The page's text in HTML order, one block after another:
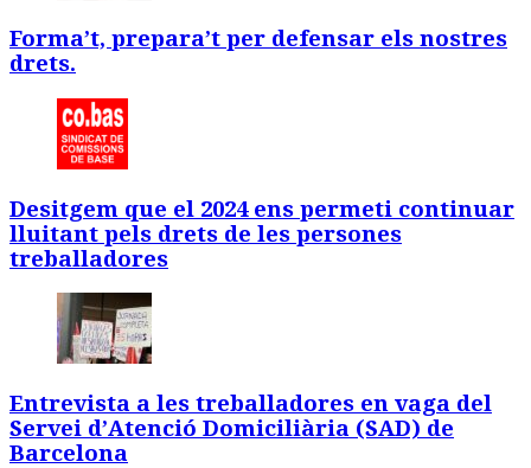
Forma’t, prepara’t per defensar els nostres
drets.
Desitgem que el 2024 ens permeti continuar
lluitant pels drets de les persones
treballadores
Entrevista a les treballadores en vaga del
Servei d’Atenció Domiciliària (SAD) de
Barcelona